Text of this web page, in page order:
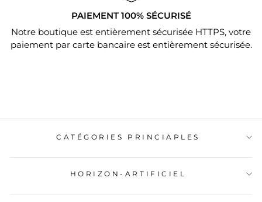
PAIEMENT 100% SÉCURISÉ
Notre boutique est entièrement sécurisée HTTPS, votre
paiement par carte bancaire est entièrement sécurisée.
CATÉGORIES PRINCIAPLES
HORIZON-ARTIFICIEL